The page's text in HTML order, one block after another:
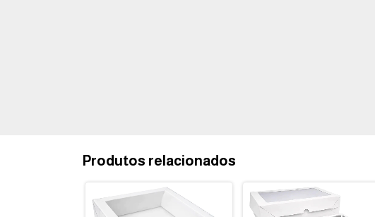
Produtos relacionados